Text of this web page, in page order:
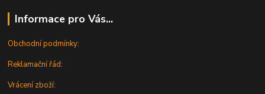
Informace pro Vás...
Obchodní podmínky:
Reklamační řád:
Vrácení zboží: